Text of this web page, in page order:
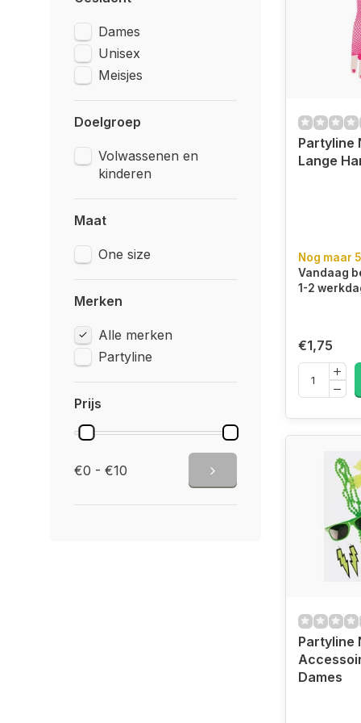
Dames
Unisex
Meisjes
Doelgroep
Volwassenen en
kinderen
Maat
One size
Merken
Alle merken
Partyline
Prijs
€0 - €10
Partyline
Lange
Nog maar
Vandaag
1-2
€1,75
Partyline
Dames